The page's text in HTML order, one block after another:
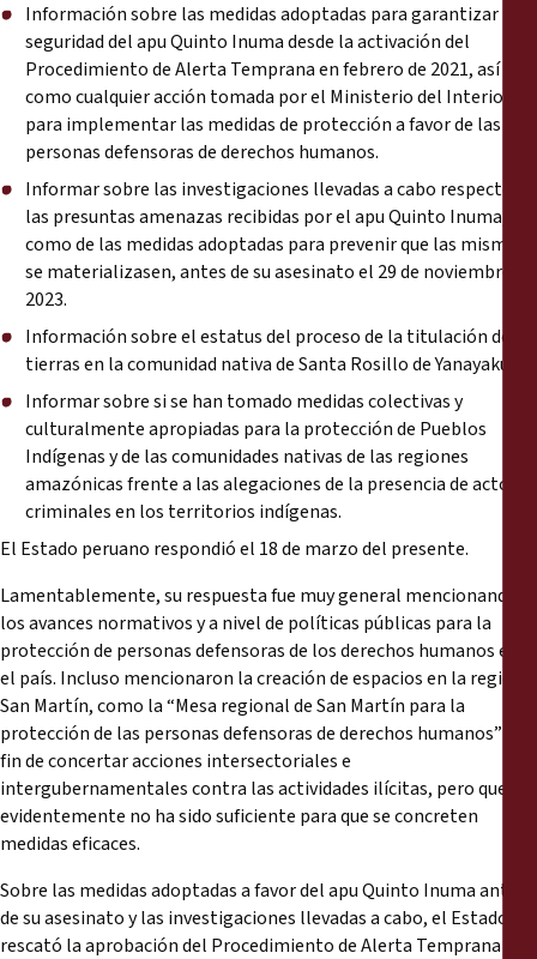
Información sobre las medidas adoptadas para garantizar la
seguridad del apu Quinto Inuma desde la activación del
Procedimiento de Alerta Temprana en febrero de 2021, así
como cualquier acción tomada por el Ministerio del Interior
para implementar las medidas de protección a favor de las
personas defensoras de derechos humanos.
Informar sobre las investigaciones llevadas a cabo respecto a
las presuntas amenazas recibidas por el apu Quinto Inuma, así
como de las medidas adoptadas para prevenir que las mismas
se materializasen, antes de su asesinato el 29 de noviembre de
2023.
Información sobre el estatus del proceso de la titulación de
tierras en la comunidad nativa de Santa Rosillo de Yanayaku.
Informar sobre si se han tomado medidas colectivas y
culturalmente apropiadas para la protección de Pueblos
Indígenas y de las comunidades nativas de las regiones
amazónicas frente a las alegaciones de la presencia de actores
criminales en los territorios indígenas.
El Estado peruano respondió el 18 de marzo del presente.
Lamentablemente, su respuesta fue muy general mencionando
los avances normativos y a nivel de políticas públicas para la
protección de personas defensoras de los derechos humanos en
el país. Incluso mencionaron la creación de espacios en la región
San Martín, como la “Mesa regional de San Martín para la
protección de las personas defensoras de derechos humanos” a
fin de concertar acciones intersectoriales e
intergubernamentales contra las actividades ilícitas, pero que
evidentemente no ha sido suficiente para que se concreten
medidas eficaces.
Sobre las medidas adoptadas a favor del apu Quinto Inuma antes
de su asesinato y las investigaciones llevadas a cabo, el Estado
rescató la aprobación del Procedimiento de Alerta Temprana